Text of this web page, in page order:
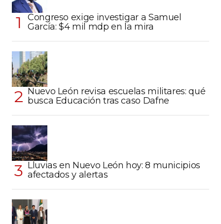
Congreso exige investigar a Samuel
García: $4 mil mdp en la mira
Nuevo León revisa escuelas militares: qué
busca Educación tras caso Dafne
Lluvias en Nuevo León hoy: 8 municipios
afectados y alertas